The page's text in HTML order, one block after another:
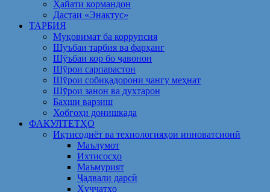
Ҳайати кормандон
Дастаи «Энактус»
ТАРБИЯ
Муқовимат ба коррупсия
Шуъбаи тарбия ва фарҳанг
Шӯъбаи кор бо ҷавонон
Шўрои сарпарастон
Шўрои собиқадорони ҷангу меҳнат
Шӯрои занон ва духтарон
Бахши варзиш
Хобгоҳи донишкада
ФАКУЛТЕТҲО
Иқтисодиёт ва технологияҳои инноватсионӣ
Маълумот
Ихтисосҳо
Маъмурият
Ҷадвали дарсӣ
Ҳуҷҷатҳо